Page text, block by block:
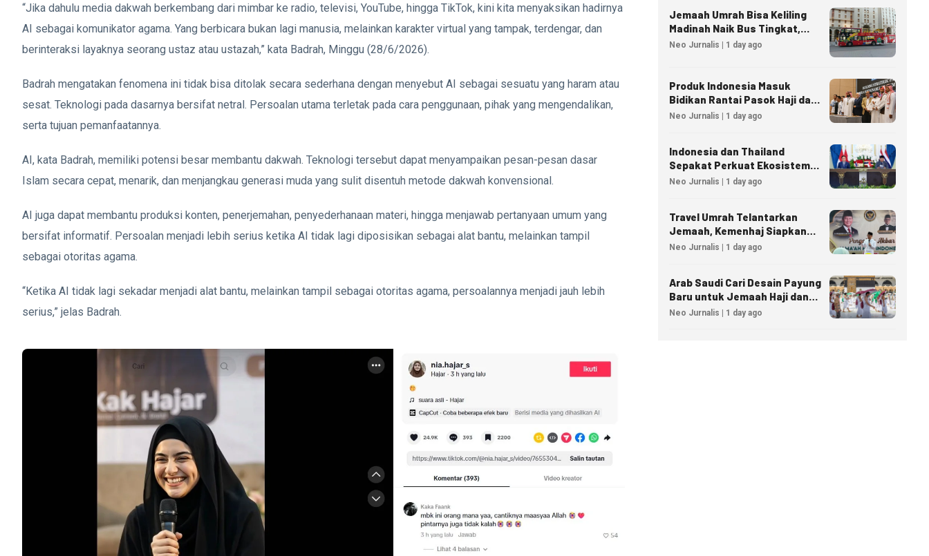
“Jika dahulu media dakwah berkembang dari mimbar ke radio, televisi, YouTube, hingga TikTok, kini kita menyaksikan hadirnya
AI sebagai komunikator agama. Yang berbicara bukan lagi manusia, melainkan karakter virtual yang tampak, terdengar, dan
berinteraksi layaknya seorang ustaz atau ustazah,” kata Badrah, Minggu (28/6/2026).
Badrah mengatakan fenomena ini tidak bisa ditolak secara sederhana dengan menyebut AI sebagai sesuatu yang haram atau
sesat. Teknologi pada dasarnya bersifat netral. Persoalan utama terletak pada cara penggunaan, pihak yang mengendalikan,
serta tujuan pemanfaatannya.
AI, kata Badrah, memiliki potensi besar membantu dakwah. Teknologi tersebut dapat menyampaikan pesan-pesan dasar
Islam secara cepat, menarik, dan menjangkau generasi muda yang sulit disentuh metode dakwah konvensional.
AI juga dapat membantu produksi konten, penerjemahan, penyederhanaan materi, hingga menjawab pertanyaan umum yang
bersifat informatif. Persoalan menjadi lebih serius ketika AI tidak lagi diposisikan sebagai alat bantu, melainkan tampil
sebagai otoritas agama.
“Ketika AI tidak lagi sekadar menjadi alat bantu, melainkan tampil sebagai otoritas agama, persoalannya menjadi jauh lebih
serius,” jelas Badrah.
Jemaah Umrah Bisa Keliling
Madinah Naik Bus Tingkat,
Tiket Mulai 40 Riyal
Neo Jurnalis | 1 day ago
Produk Indonesia Masuk
Bidikan Rantai Pasok Haji dan
Umrah Arab Saudi
Neo Jurnalis | 1 day ago
Indonesia dan Thailand
Sepakat Perkuat Ekosistem
Industri Halal
Neo Jurnalis | 1 day ago
Travel Umrah Telantarkan
Jemaah, Kemenhaj Siapkan
Sanksi Penutupan Izin hingga
Neo Jurnalis | 1 day ago
Arab Saudi Cari Desain Payung
Baru untuk Jemaah Haji dan
Umrah
Neo Jurnalis | 1 day ago